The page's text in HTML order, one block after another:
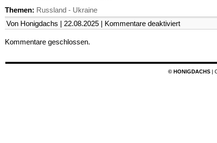
Themen: Russland - Ukraine
Von Honigdachs | 22.08.2025 | Kommentare deaktiviertfür
Jungs
Kommentare geschlossen.
© HONIGDACHS |